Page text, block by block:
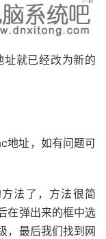
就已经改为新的
地址，如有问题可
法了，方法很简
在弹出来的框中选
，最后我们找到网